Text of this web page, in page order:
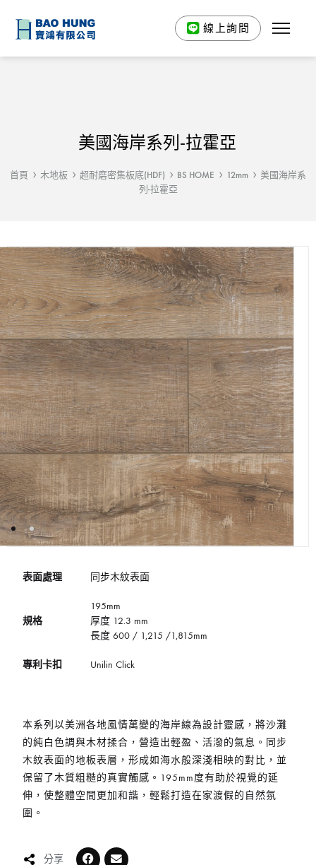
線上詢問
美國海岸系列-拉霍亞
首頁 木地板 超耐磨密集板底(HDF) BS HOME 12mm
美國海岸系
列-拉霍亞
表面處理 同步木紋表面
規格
195mm
厚度 12.3 mm
長度 600 / 1,215 /1,815mm
專利卡扣 Unilin Click
本系列以美洲各地風情萬變的海岸線為設計靈感，將沙灘
的純白色調與木材揉合，營造出輕盈、活潑的氣息。同步
木紋表面的地板表層，形成如海水般深淺相映的對比，並
保留了木質粗糙的真實觸感。195mm度有助於視覺的延
伸，使整體空間更加和諧，輕鬆打造在家渡假的自然氛
圍。
分享